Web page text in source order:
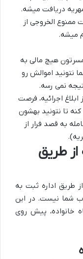
دریافت میشه.
ممنوع الخروجی از
میشه.
هیچ مالی به
نتونید اموالش رو
نمی رسه.
اجرائیه، فرصت
تا نتونید بهشون
به قصد فرار از
از طریق
طریق اداره ثبت به
شما نیست. در این
خانواده، پیش روی